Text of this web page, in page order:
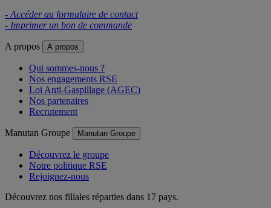
- Accéder au formulaire de contact
- Imprimer un bon de commande
A propos A propos
Qui sommes-nous ?
Nos engagements RSE
Loi Anti-Gaspillage (AGEC)
Nos partenaires
Recrutement
Manutan Groupe Manutan Groupe
Découvrez le groupe
Notre politique RSE
Rejoignez-nous
Découvrez nos filiales réparties dans 17 pays.